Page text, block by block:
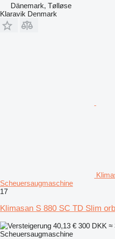
Dänemark, Tølløse
Klaravik Denmark
Scheuersaugmaschine
17
Klimasan S 880 SC TD Slim
40,13 € 300 DKK ≈
Scheuersaugmaschine